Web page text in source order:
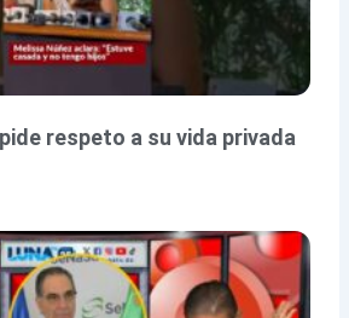
respeto a su vida privada